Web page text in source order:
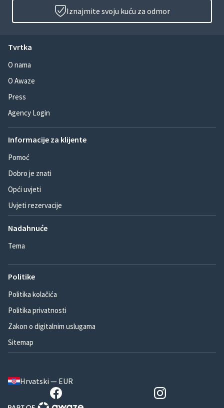
Iznajmite svoju kuću za odmor
Tvrtka
O nama
O Awaze
Press
Agency Login
Informacije za klijente
Pomoć
Dobro je znati
Opći uvjeti
Uvjeti rezervacije
Nadahnuće
Tema
Politike
Politika kolačića
Politika privatnosti
Zakon o digitalnim uslugama
Sitemap
Hrvatski — EUR